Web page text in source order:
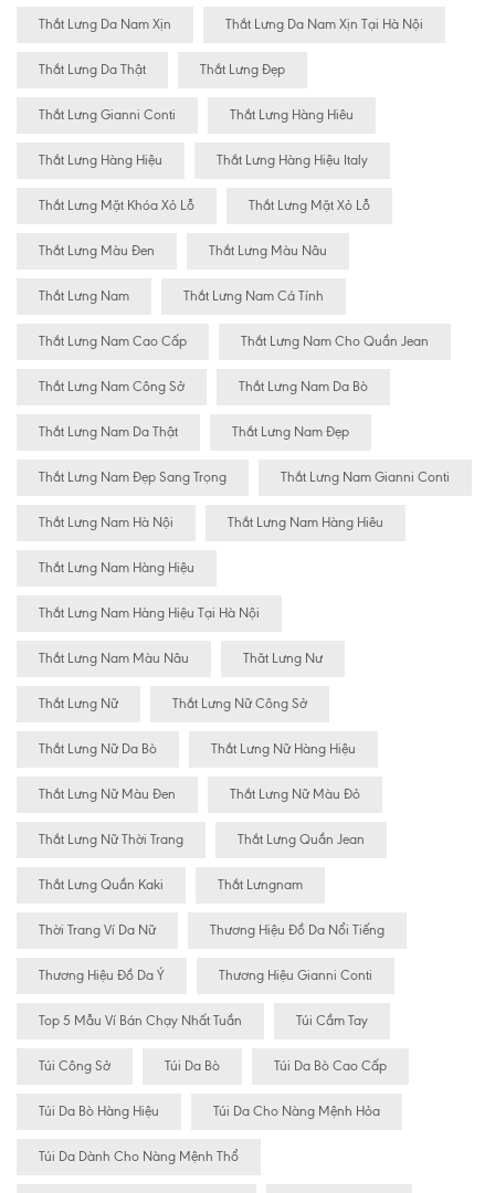
Thắt Lưng Da Nam Xịn Thắt Lưng Da Nam Xịn Tại Hà Nội
Thắt Lưng Da Thật Thắt Lưng Đẹp
Thắt Lưng Gianni Conti Thắt Lưng Hàng Hiêu
Thắt Lưng Hàng Hiệu Thắt Lưng Hàng Hiệu Italy
Thắt Lưng Mặt Khóa Xỏ Lỗ Thắt Lưng Mặt Xỏ Lỗ
Thắt Lưng Màu Đen Thắt Lưng Màu Nâu
Thắt Lưng Nam Thắt Lưng Nam Cá Tính
Thắt Lưng Nam Cao Cấp Thắt Lưng Nam Cho Quần Jean
Thắt Lưng Nam Công Sở Thắt Lưng Nam Da Bò
Thắt Lưng Nam Da Thật Thắt Lưng Nam Đẹp
Thắt Lưng Nam Đẹp Sang Trọng Thắt Lưng Nam Gianni Conti
Thắt Lưng Nam Hà Nội Thắt Lưng Nam Hàng Hiêu
Thắt Lưng Nam Hàng Hiệu
Thắt Lưng Nam Hàng Hiệu Tại Hà Nội
Thắt Lưng Nam Màu Nâu Thăt Lưng Nư
Thắt Lưng Nữ Thắt Lưng Nữ Công Sở
Thắt Lưng Nữ Da Bò Thắt Lưng Nữ Hàng Hiệu
Thắt Lưng Nữ Màu Đen Thắt Lưng Nữ Màu Đỏ
Thắt Lưng Nữ Thời Trang Thắt Lưng Quần Jean
Thắt Lưng Quần Kaki Thắt Lưngnam
Thời Trang Ví Da Nữ Thương Hiệu Đồ Da Nổi Tiếng
Thương Hiệu Đồ Da Ý Thương Hiệu Gianni Conti
Top 5 Mẫu Ví Bán Chạy Nhất Tuần Túi Cầm Tay
Túi Công Sở Túi Da Bò Túi Da Bò Cao Cấp
Túi Da Bò Hàng Hiệu Túi Da Cho Nàng Mệnh Hỏa
Túi Da Dành Cho Nàng Mệnh Thổ